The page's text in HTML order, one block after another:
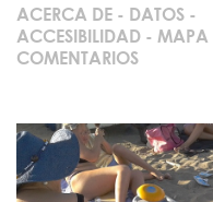
ACERCA DE - DATOS -
ACCESIBILIDAD - MAPA
COMENTARIOS